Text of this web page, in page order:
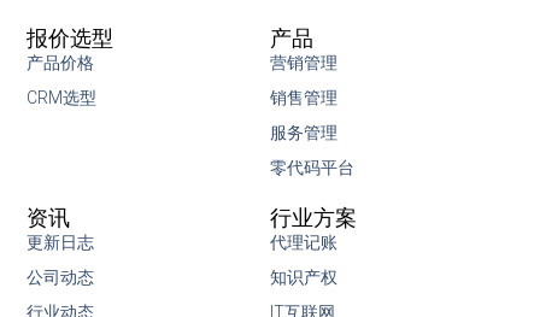
产品
营销管理
销售管理
服务管理
零代码平台
报价选型
产品价格
CRM选型
行业方案
代理记账
知识产权
IT互联网
资讯
更新日志
公司动态
行业动态